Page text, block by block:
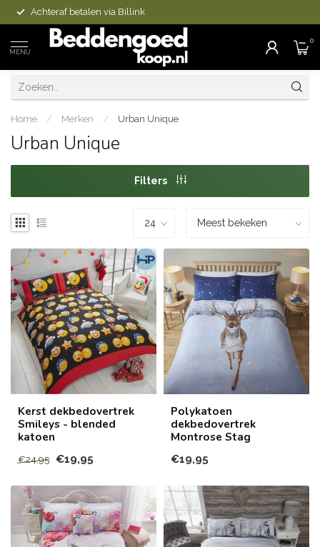
Achteraf betalen via Billink
MENU
0
Home / Merken / Urban Unique
Urban Unique
Filters
Kerst dekbedovertrek
Smileys - blended
katoen
€24,95 €19,95
Polykatoen
dekbedovertrek
Montrose Stag
€19,95